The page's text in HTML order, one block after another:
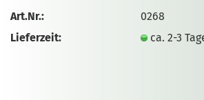
Art.Nr.:
0268
Lieferzeit:
ca. 2-3